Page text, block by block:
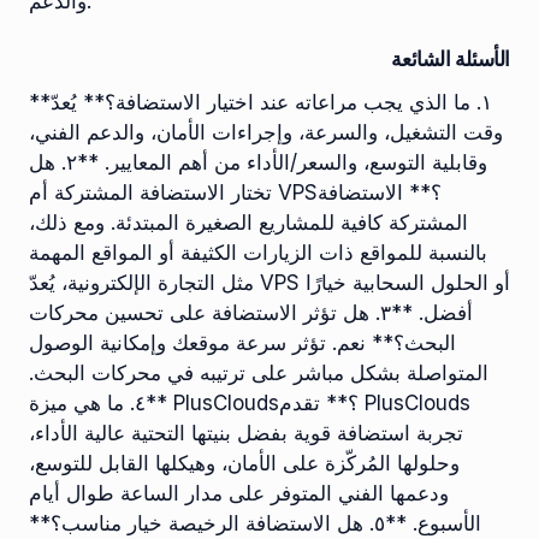
الأسئلة الشائعة
**١. ما الذي يجب مراعاته عند اختيار الاستضافة؟** يُعدّ
وقت التشغيل، والسرعة، وإجراءات الأمان، والدعم الفني،
وقابلية التوسع، والسعر/الأداء من أهم المعايير. **٢. هل
تختار الاستضافة المشتركة أم VPS؟** الاستضافة
المشتركة كافية للمشاريع الصغيرة المبتدئة. ومع ذلك،
بالنسبة للمواقع ذات الزيارات الكثيفة أو المواقع المهمة
مثل التجارة الإلكترونية، يُعدّ VPS أو الحلول السحابية خيارًا
أفضل. **٣. هل تؤثر الاستضافة على تحسين محركات
البحث؟** نعم. تؤثر سرعة موقعك وإمكانية الوصول
المتواصلة بشكل مباشر على ترتيبه في محركات البحث.
**٤. ما هي ميزة PlusClouds؟** تقدم PlusClouds
تجربة استضافة قوية بفضل بنيتها التحتية عالية الأداء،
وحلولها المُركّزة على الأمان، وهيكلها القابل للتوسع،
ودعمها الفني المتوفر على مدار الساعة طوال أيام
الأسبوع. **٥. هل الاستضافة الرخيصة خيار مناسب؟**